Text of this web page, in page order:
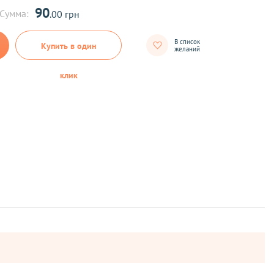
Сумма: 90.00 грн
Купить в один
клик
В список
желаний